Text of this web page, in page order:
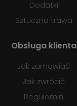
Dodatki
Sztuczna trawa
Obsługa klienta
Jak zamawiać
Jak zwrócić
Regulamin